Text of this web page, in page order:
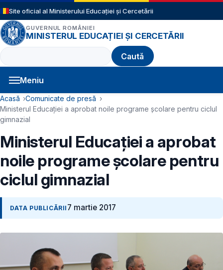
Sari la conținutul principal
Site oficial al Ministerului Educației și Cercetării
GUVERNUL ROMÂNIEI
MINISTERUL EDUCAȚIEI ȘI CERCETĂRII
Caută
Meniu
Navigație principală
Cale de navigare
Acasă
Comunicate de presă
Ministerul Educației a aprobat noile programe școlare pentru ciclul
gimnazial
Ministerul Educației a aprobat
noile programe școlare pentru
ciclul gimnazial
DATA PUBLICĂRII 7 martie 2017